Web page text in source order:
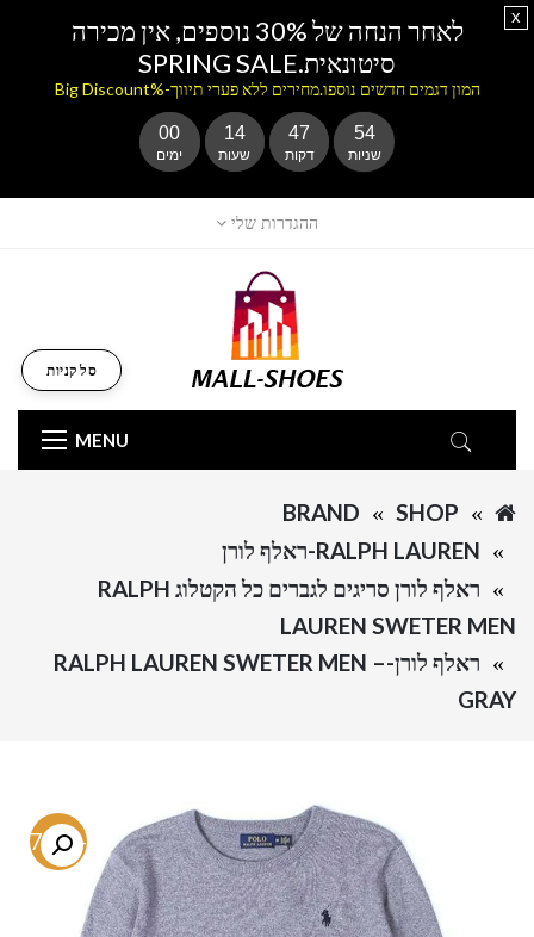
ההגדרות שלי
MENU
סל קניות
SHOP
BRAND
RALPH LAUREN-ראלף לורן
ראלף לורן סריגים לגברים כל הקטלוג RALPH
LAUREN SWETER MEN
ראלף לורן-RALPH LAUREN SWETER MEN –
GRAY
-67.3%
לאחר הנחה של 30% נוספים, אין מכירה
סיטונאית.SPRING SALE
המון דגמים חדשים נוספו.מחירים ללא פערי תיווך-%Big Discount
00
ימים
14
שעות
47
דקות
54
שניות
x